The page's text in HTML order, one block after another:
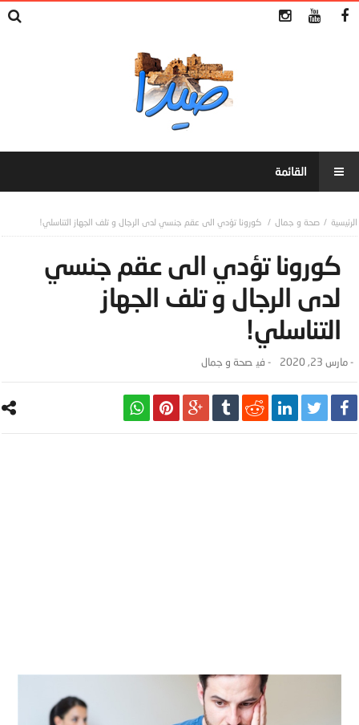
صحة و جمال كورونا تؤدي الى عقم جنسي لدى الرجال و تلف الجهاز التناسلي!
كورونا تؤدي الى عقم جنسي
لدى الرجال و تلف الجهاز
التناسلي!
-مارس 23, 2020 - ‎في صحة و جمال